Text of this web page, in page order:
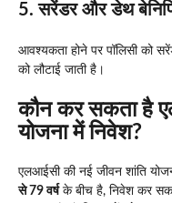
5. सरेंडर और डेथ
आवश्यकता होने पर पॉलिसी को
को लौटाई जाती है।
कौन कर सकता है
योजना में निवेश?
एलआईसी की नई जीवन शांति
से 79 वर्षके बीच है, निवेश कर